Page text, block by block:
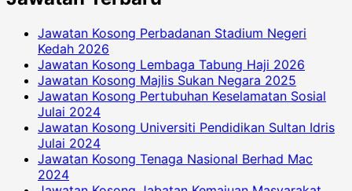
Jawatan Kosong Perbadanan Stadium Negeri
Kedah 2026
Jawatan Kosong Lembaga Tabung Haji 2026
Jawatan Kosong Majlis Sukan Negara 2025
Jawatan Kosong Pertubuhan Keselamatan Sosial
Julai 2024
Jawatan Kosong Universiti Pendidikan Sultan Idris
Julai 2024
Jawatan Kosong Tenaga Nasional Berhad Mac
2024